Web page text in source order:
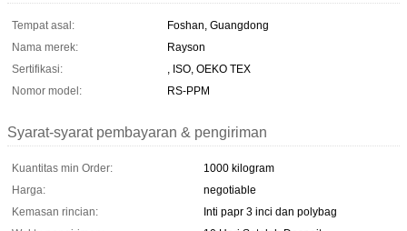
Tempat asal:
Foshan, Guangdong
Nama merek:
Rayson
Sertifikasi:
, ISO, OEKO TEX
Nomor model:
RS-PPM
Syarat-syarat pembayaran & pengiriman
Kuantitas min Order:
1000 kilogram
Harga:
negotiable
Kemasan rincian:
Inti papr 3 inci dan polybag